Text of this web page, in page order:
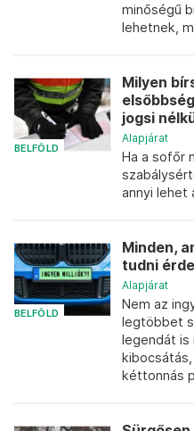
minőségű
lehetnek,
BELFÖLD
Milyen
jogsi
Alapjárat
Ha a sofőr
annyi lehet
BELFÖLD
Minden,
tudni
Alapjárat
Nem az
legtöbbet
legendát is
kéttonnás